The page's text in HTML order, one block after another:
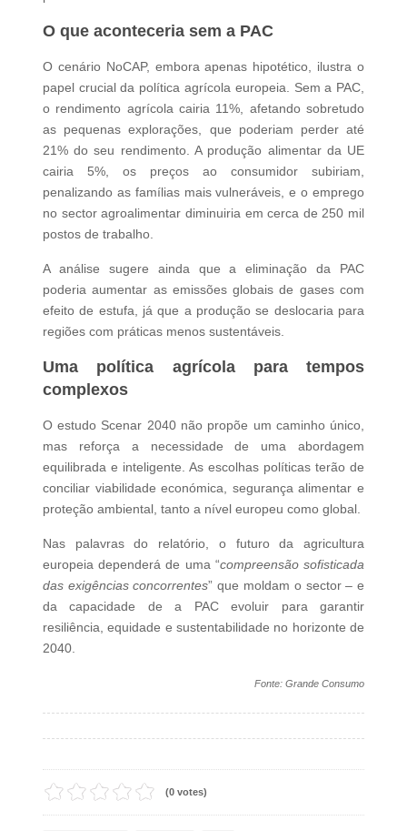
O que aconteceria sem a PAC
O cenário NoCAP, embora apenas hipotético, ilustra o
papel crucial da política agrícola europeia. Sem a PAC,
o rendimento agrícola cairia 11%, afetando sobretudo
as pequenas explorações, que poderiam perder até
21% do seu rendimento. A produção alimentar da UE
cairia 5%, os preços ao consumidor subiriam,
penalizando as famílias mais vulneráveis, e o emprego
no sector agroalimentar diminuiria em cerca de 250 mil
postos de trabalho.
A análise sugere ainda que a eliminação da PAC
poderia aumentar as emissões globais de gases com
efeito de estufa, já que a produção se deslocaria para
regiões com práticas menos sustentáveis.
Uma política agrícola para tempos
complexos
O estudo Scenar 2040 não propõe um caminho único,
mas reforça a necessidade de uma abordagem
equilibrada e inteligente. As escolhas políticas terão de
conciliar viabilidade económica, segurança alimentar e
proteção ambiental, tanto a nível europeu como global.
Nas palavras do relatório, o futuro da agricultura
europeia dependerá de uma “compreensão sofisticada
das exigências concorrentes” que moldam o sector – e
da capacidade de a PAC evoluir para garantir
resiliência, equidade e sustentabilidade no horizonte de
2040.
Fonte: Grande Consumo
(0 votes)